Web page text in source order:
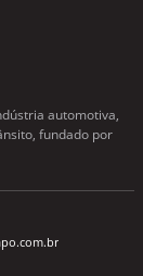
automotiva,
fundado por